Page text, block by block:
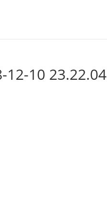
12-10 23.22.04